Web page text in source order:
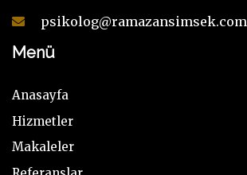
psikolog@ramazansimsek.com
Menü
Anasayfa
Hizmetler
Makaleler